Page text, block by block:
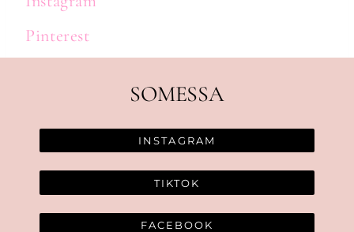
Pinterest
SOMESSA
INSTAGRAM
TIKTOK
FACEBOOK